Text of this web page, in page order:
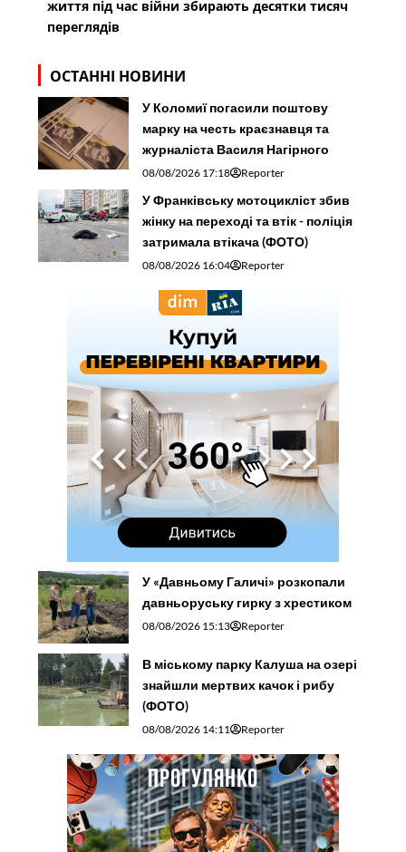
життя під час війни збирають десятки тисяч
переглядів
ОСТАННІ НОВИНИ
У Коломиї погасили поштову
марку на честь краєзнавця та
журналіста Василя Нагірного
08/08/2026 17:18 Reporter
У Франківську мотоцикліст збив
жінку на переході та втік - поліція
затримала втікача (ФОТО)
08/08/2026 16:04 Reporter
У «Давньому Галичі» розкопали
давньоруську гирку з хрестиком
08/08/2026 15:13 Reporter
В міському парку Калуша на озері
знайшли мертвих качок і рибу
(ФОТО)
08/08/2026 14:11 Reporter